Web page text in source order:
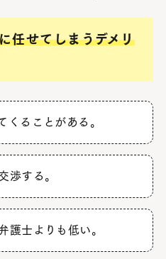
任せてしまうデメリ
くることがある 。
渉する。
護士よりも低い。